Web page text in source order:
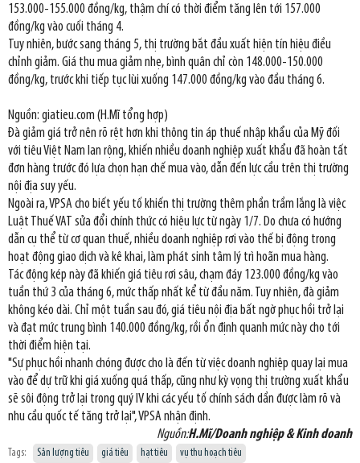
153.000-155.000 đồng/kg, thậm chí có thời điểm tăng lên tới 157.000
đồng/kg vào cuối tháng 4.
Tuy nhiên, bước sang tháng 5, thị trường bắt đầu xuất hiện tín hiệu điều
chỉnh giảm. Giá thu mua giảm nhẹ, bình quân chỉ còn 148.000-150.000
đồng/kg, trước khi tiếp tục lùi xuống 147.000 đồng/kg vào đầu tháng 6.
Nguồn: giatieu.com (H.Mĩ tổng hợp)
Đà giảm giá trở nên rõ rệt hơn khi thông tin áp thuế nhập khẩu của Mỹ đối
với tiêu Việt Nam lan rộng, khiến nhiều doanh nghiệp xuất khẩu đã hoàn tất
đơn hàng trước đó lựa chọn hạn chế mua vào, dẫn đến lực cầu trên thị trường
nội địa suy yếu.
Ngoài ra, VPSA cho biết yếu tố khiến thị trường thêm phần trầm lắng là việc
Luật Thuế VAT sửa đổi chính thức có hiệu lực từ ngày 1/7. Do chưa có hướng
dẫn cụ thể từ cơ quan thuế, nhiều doanh nghiệp rơi vào thế bị động trong
hoạt động giao dịch và kê khai, làm phát sinh tâm lý trì hoãn mua hàng.
Tác động kép này đã khiến giá tiêu rơi sâu, chạm đáy 123.000 đồng/kg vào
tuần thứ 3 của tháng 6, mức thấp nhất kể từ đầu năm. Tuy nhiên, đà giảm
không kéo dài. Chỉ một tuần sau đó, giá tiêu nội địa bất ngờ phục hồi trở lại
và đạt mức trung bình 140.000 đồng/kg, rồi ổn định quanh mức này cho tới
thời điểm hiện tại.
"Sự phục hồi nhanh chóng được cho là đến từ việc doanh nghiệp quay lại mua
vào để dự trữ khi giá xuống quá thấp, cũng như kỳ vọng thị trường xuất khẩu
sẽ sôi động trở lại trong quý IV khi các yếu tố chính sách dần được làm rõ và
nhu cầu quốc tế tăng trở lại", VPSA nhận định.
Nguồn:H.Mĩ/Doanh nghiệp & Kinh doanh
Tags: Sản lượng tiêu giá tiêu hạt tiêu vụ thu hoạch tiêu